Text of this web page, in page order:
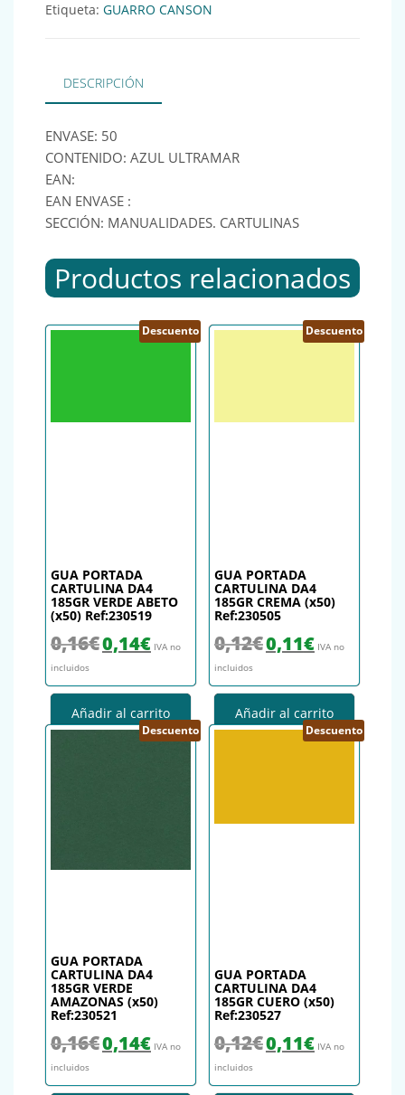
Etiqueta: GUARRO CANSON
DESCRIPCIÓN
ENVASE: 50
CONTENIDO: AZUL ULTRAMAR
EAN:
EAN ENVASE :
SECCIÓN: MANUALIDADES. CARTULINAS
Productos relacionados
Descuento
GUA PORTADA
CARTULINA DA4
185GR VERDE ABETO
(x50) Ref:230519
0,16€ El precio original era: 0,16€.
0,14€El precio actual es: 0,14€.
IVA no
incluidos
Añadir al carrito
Descuento
GUA PORTADA
CARTULINA DA4
185GR CREMA (x50)
Ref:230505
0,12€ El precio original era: 0,12€.
0,11€El precio actual
IVA no
incluidos
Añadir al carrito
Descuento
GUA PORTADA
CARTULINA DA4
185GR VERDE
AMAZONAS (x50)
Ref:230521
0,16€ El precio original era: 0,16€.
0,14€El precio actual es: 0,14€.
IVA no
incluidos
Descuento
GUA PORTADA
CARTULINA DA4
185GR CUERO (x50)
Ref:230527
0,12€ El precio original era: 0,12€.
0,11€El precio actual
IVA no
incluidos